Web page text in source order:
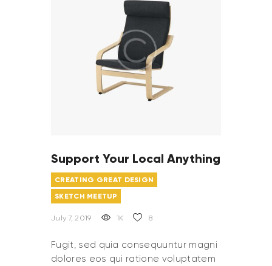
Support Your Local Anything
CREATING GREAT DESIGN
SKETCH MEETUP
July 7, 2019 1K 8
Fugit, sed quia consequuntur magni
dolores eos qui ratione voluptatem